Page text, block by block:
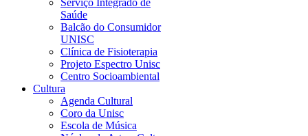
Serviço Integrado de
Saúde
Balcão do Consumidor
UNISC
Clínica de Fisioterapia
Projeto Espectro Unisc
Centro Socioambiental
Cultura
Agenda Cultural
Coro da Unisc
Escola de Música